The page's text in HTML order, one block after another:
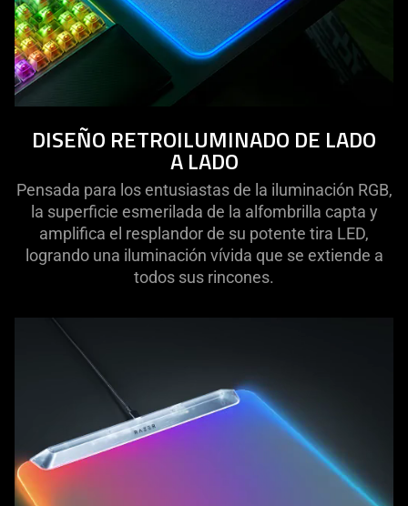
DISEÑO RETROILUMINADO DE LADO
A LADO
Pensada para los entusiastas de la iluminación RGB,
la superficie esmerilada de la alfombrilla capta y
amplifica el resplandor de su potente tira LED,
logrando una iluminación vívida que se extiende a
todos sus rincones.